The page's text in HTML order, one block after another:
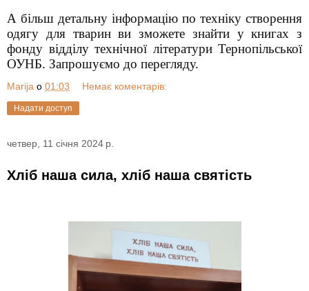
А більш детальну інформацію по техніку створення
одягу для тварин ви зможете знайти у книгах з
фонду відділу технічної літератури Тернопільської
ОУНБ. Запрошуємо до перегляду.
Marija о 01:03 Немає коментарів:
Надати доступ
четвер, 11 січня 2024 р.
Хліб наша сила, хліб наша святість